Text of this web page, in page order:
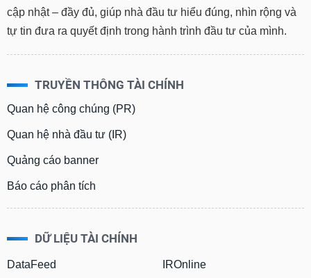
cập nhật – đầy đủ, giúp nhà đầu tư hiểu đúng, nhìn rộng và
tự tin đưa ra quyết định trong hành trình đầu tư của mình.
TRUYỀN THÔNG TÀI CHÍNH
Quan hệ công chúng (PR)
Quan hệ nhà đầu tư (IR)
Quảng cáo banner
Báo cáo phân tích
DỮ LIỆU TÀI CHÍNH
DataFeed
IROnline